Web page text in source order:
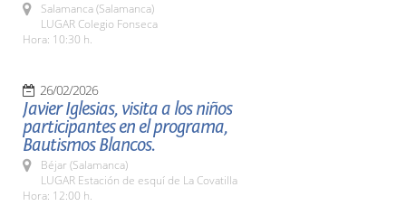
Salamanca (Salamanca)
LUGAR Colegio Fonseca
Hora: 10:30 h.
26/02/2026
Javier Iglesias, visita a los niños
participantes en el programa,
Bautismos Blancos.
Béjar (Salamanca)
LUGAR Estación de esquí de La Covatilla
Hora: 12:00 h.